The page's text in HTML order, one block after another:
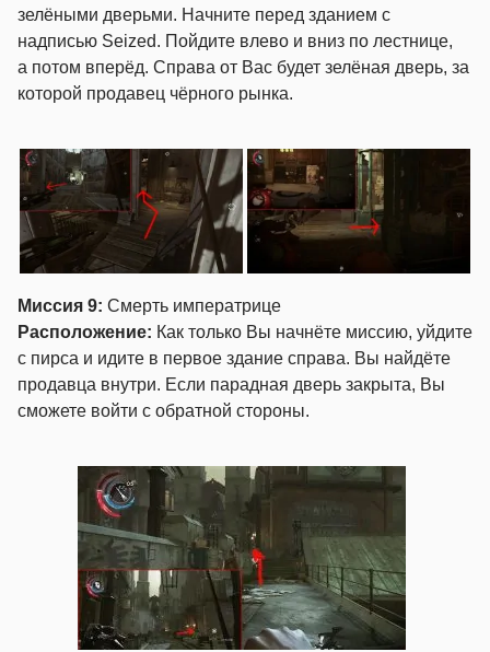
зелёными дверьми. Начните перед зданием с
надписью Seized. Пойдите влево и вниз по лестнице,
а потом вперёд. Справа от Вас будет зелёная дверь, за
которой продавец чёрного рынка.
Миссия 9: Смерть императрице
Расположение: Как только Вы начнёте миссию, уйдите
с пирса и идите в первое здание справа. Вы найдёте
продавца внутри. Если парадная дверь закрыта, Вы
сможете войти с обратной стороны.